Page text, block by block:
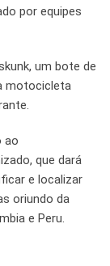
por equipes
um bote de
motocicleta
ao
que dará
e localizar
oriundo da
e Peru.